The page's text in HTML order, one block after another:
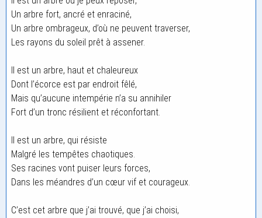
Un arbre fort, ancré et enraciné,
Un arbre ombrageux, d’où ne peuvent traverser,
Les rayons du soleil prêt à assener.
Il est un arbre, haut et chaleureux
Dont l’écorce est par endroit fêlé,
Mais qu’aucune intempérie n’a su annihiler
Fort d’un tronc résilient et réconfortant.
Il est un arbre, qui résiste
Malgré les tempêtes chaotiques.
Ses racines vont puiser leurs forces,
Dans les méandres d’un cœur vif et courageux.
C’est cet arbre que j’ai trouvé, que j’ai choisi,